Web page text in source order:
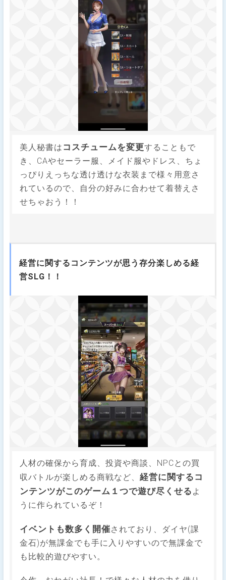
美人秘書は コスチュームを変更することもで
き、CAやセーラー服、メイド服やドレス、ちょ
っぴりえっちな透け透けな衣装まで様々用意さ
れているので、自分の好みに合わせて着替えさ
せちゃおう！！
経営に関するコンテンツが思う存分楽しめる経
営SLG！！
人材の確保から育成、投資や商談、NPCとの買
収バトルが楽しめる商戦など、経営に関するコ
ンテンツがこのゲーム１つで遊び尽くせる よ
うに作られているぞ！
イベントも数多く開催されており、ダイヤ(課
金石)が無課金でも手に入りやすいので無課金で
も比較的遊びやすい。